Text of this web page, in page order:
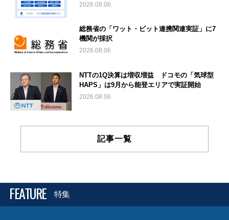
2026.08.06
総務省の「ワット・ビット連携関連実証」に7
機関が採択
2026.08.06
NTTの1Q決算は増収増益 ドコモの「気球型
HAPS」は9月から能登エリアで実証開始
2026.08.06
記事一覧
FEATURE 特集